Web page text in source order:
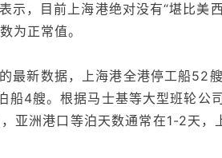
示，目前上海港绝对没有“堪比美
为正常值。
最新数据，上海港全港停工船52
船4艘。根据马士基等大型班轮公
亚洲港口等泊天数通常在1-2天